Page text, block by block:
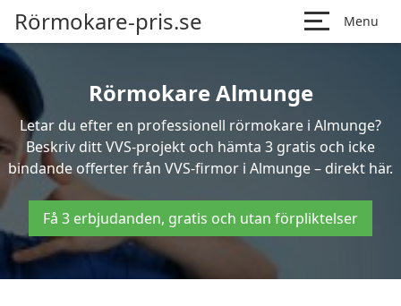
Rörmokare-pris.se Menu
Rörmokare Almunge
Letar du efter en professionell rörmokare i Almunge?
Beskriv ditt VVS-projekt och hämta 3 gratis och icke
bindande offerter från VVS-firmor i Almunge – direkt här.
Få 3 erbjudanden, gratis och utan förpliktelser